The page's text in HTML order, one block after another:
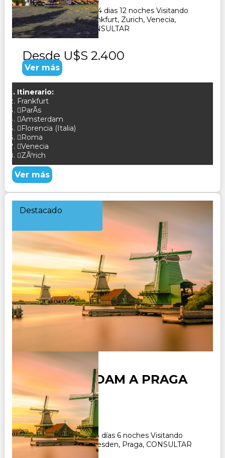
Paquete Turistico de 14 dias 12 noches Visitando
Paris, Amsterdam, Frankfurt, Zurich, Venecia,
Florencia , Roma, CONSULTAR
Desde U$S 2.400
Ver más
Itinerario:
Frankfurt
ParÃ­s
Amsterdam
Florencia (Italia)
Roma
Venecia
ZÃºrich
Ver más
Destacado
DE AMSTERDAM A PRAGA
Duración:
8Días6Noches
Paquete Turístico de 8 días 6 noches Visitando
Amsterdam, Barlin, Dresden, Praga, CONSULTAR